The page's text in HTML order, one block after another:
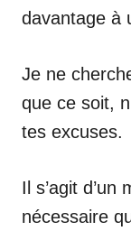
davantage à
Je ne
que ce soit,
tes excuses.
Il s’agit d’un
nécessaire